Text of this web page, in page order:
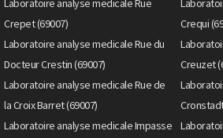
Crepet (69007)
Crequi
Laboratoire analyse medicale Rue du
Docteur Crestin (69007)
Creuzet
Laboratoire analyse medicale Rue de
la Croix Barret (69007)
Laboratoire analyse medicale Impasse